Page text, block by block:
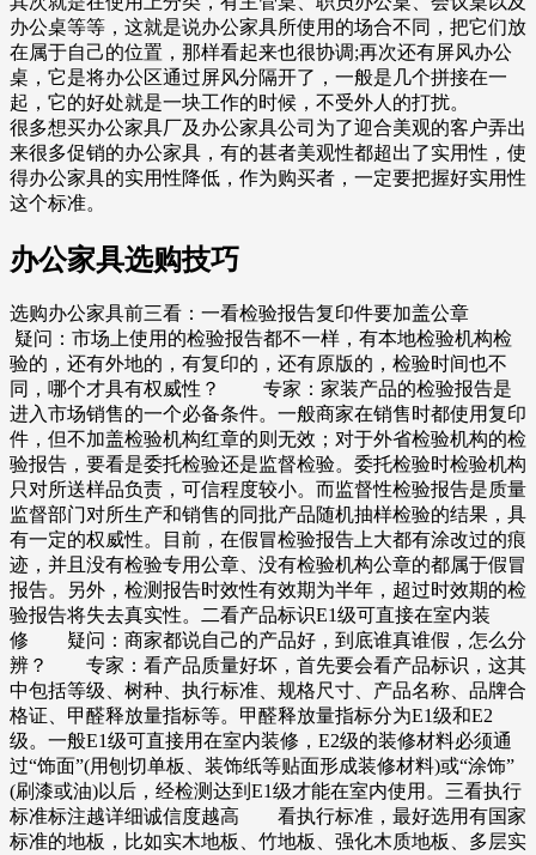
办公桌等等，这就是说办公家具所使用的场合不同，把它们放
在属于自己的位置，那样看起来也很协调;再次还有屏风办公
桌，它是将办公区通过屏风分隔开了，一般是几个拼接在一
起，它的好处就是一块工作的时候，不受外人的打扰。
很多想买办公家具厂及办公家具公司为了迎合美观的客户弄出
来很多促销的办公家具，有的甚者美观性都超出了实用性，使
得办公家具的实用性降低，作为购买者，一定要把握好实用性
这个标准。
办公家具选购技巧
选购办公家具前三看：一看检验报告复印件要加盖公章
疑问：市场上使用的检验报告都不一样，有本地检验机构检
验的，还有外地的，有复印的，还有原版的，检验时间也不
同，哪个才具有权威性？ 专家：家装产品的检验报告是
进入市场销售的一个必备条件。一般商家在销售时都使用复印
件，但不加盖检验机构红章的则无效；对于外省检验机构的检
验报告，要看是委托检验还是监督检验。委托检验时检验机构
只对所送样品负责，可信程度较小。而监督性检验报告是质量
监督部门对所生产和销售的同批产品随机抽样检验的结果，具
有一定的权威性。目前，在假冒检验报告上大都有涂改过的痕
迹，并且没有检验专用公章、没有检验机构公章的都属于假冒
报告。另外，检测报告时效性有效期为半年，超过时效期的检
验报告将失去真实性。二看产品标识E1级可直接在室内装
修 疑问：商家都说自己的产品好，到底谁真谁假，怎么分
辨？ 专家：看产品质量好坏，首先要会看产品标识，这其
中包括等级、树种、执行标准、规格尺寸、产品名称、品牌合
格证、甲醛释放量指标等。甲醛释放量指标分为E1级和E2
级。一般E1级可直接用在室内装修，E2级的装修材料必须通
过“饰面”(用刨切单板、装饰纸等贴面形成装修材料)或“涂饰”
(刷漆或油)以后，经检测达到E1级才能在室内使用。三看执行
标准标注越详细诚信度越高 看执行标准，最好选用有国家
标准的地板，比如实木地板、竹地板、强化木质地板、多层实